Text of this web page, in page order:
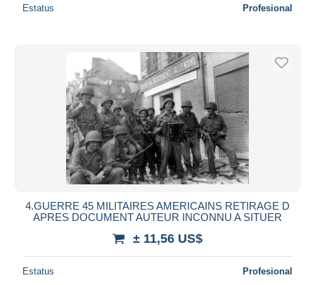
Estatus Profesional
4.GUERRE 45 MILITAIRES AMERICAINS RETIRAGE D
APRES DOCUMENT AUTEUR INCONNU A SITUER
± 11,56 US$
Estatus Profesional